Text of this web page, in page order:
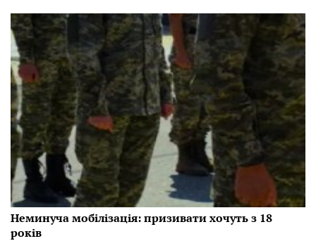
Неминуча мобілізація: призивати хочуть з 18
років